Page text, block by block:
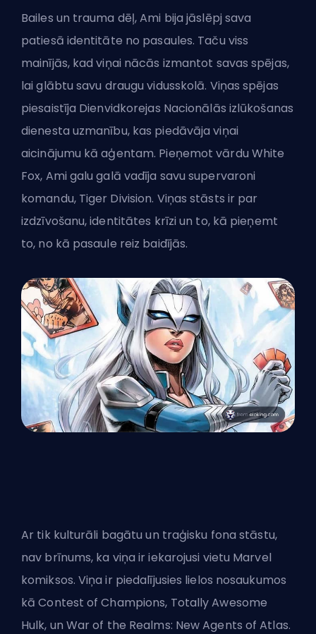
Bailes un trauma dēļ, Ami bija jāslēpj sava
patiesā identitāte no pasaules. Taču viss
mainījās, kad viņai nācās izmantot savas spējas,
lai glābtu savu draugu vidusskolā. Viņas spējas
piesaistīja Dienvidkorejas Nacionālās izlūkošanas
dienesta uzmanību, kas piedāvāja viņai
aicinājumu kā aģentam. Pieņemot vārdu White
Fox, Ami galu galā vadīja savu supervaroni
komandu, Tiger Division. Viņas stāsts ir par
izdzīvošanu, identitātes krīzi un to, kā pieņemt
to, no kā pasaule reiz baidījās.
Ar tik kulturāli bagātu un traģisku fona stāstu,
nav brīnums, ka viņa ir iekarojusi vietu Marvel
komiksos. Viņa ir piedalījusies lielos nosaukumos
kā Contest of Champions, Totally Awesome
Hulk, un War of the Realms: New Agents of Atlas.